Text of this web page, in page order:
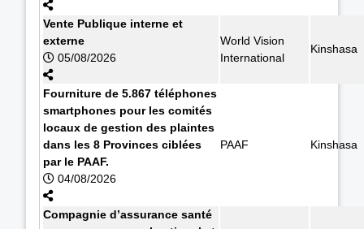
Vente Publique interne et
externe
05/08/2026
World Vision
International
Kinshasa
Fourniture de 5.867 téléphones
smartphones pour les comités
locaux de gestion des plaintes
dans les 8 Provinces ciblées
par le PAAF.
04/08/2026
PAAF Kinshasa
Compagnie d’assurance santé